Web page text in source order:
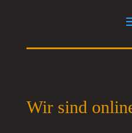
Wir sind